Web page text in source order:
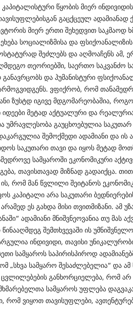
წყობის მიერ
გაცქცეულ ადამიანად
მიერ ერთი შეხედვით საკმაოდ
სოციალიზმისა და
შეძლებს და აღმოაჩენს ამ,
თეორიებში, საერთო საკვანძო
და ჰუმანისტური
ვფიქრობ, რომ
ზუსტდ იგივე მდგომარეობაშია,
იდეები მეტად აქტუალური და
უმრავლესობა გაუცხოებულია საკუთარ
შემოქმედი ადამიანი და ის
საკუთარი თავი და იყოს მეტად
სამყაროში ეკონომიკური
თავისთავად მიზნად გადაიქცა.
რომ მან წვლილი შეიტანოს
კაპიტალი არა საკუთარი
ეს გახდა მისი თვითმიზანი. ამ
ადამიანი მნიშვნეოვანია თუ მას
შემთხვევაში ის
ინდივიდი, თავისი
სამყაროს საპირისპიროდ
„სხვა სამყარო შესაძლებელია“ და
განხორციელება, რომ არ
სამყაროს უფლება
რომ ვიყოთ თავისუფლები,